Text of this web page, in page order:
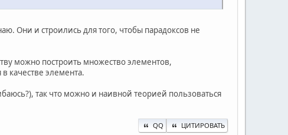
Они и строились для того, чтобы парадоксов не
можно построить множество элементов,
качестве элемента.
так что можно и наивной теорией пользоваться
QQ ЦИТИРОВАТЬ